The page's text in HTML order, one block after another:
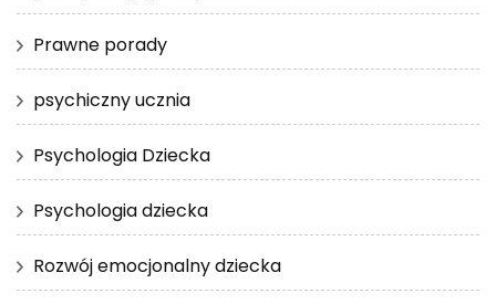
Prawne porady
psychiczny ucznia
Psychologia Dziecka
Psychologia dziecka
Rozwój emocjonalny dziecka